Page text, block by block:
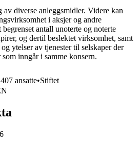
diverse anleggsmidler. Videre kan
i aksjer og andre
antall unoterte og noterte
og dertil beslektet virksomhet, samt
ytelser av tjenester til selskaper der
inngår i samme konsern.
407 ansatte•Stiftet